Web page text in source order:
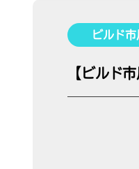
ビルド市
【ビルド